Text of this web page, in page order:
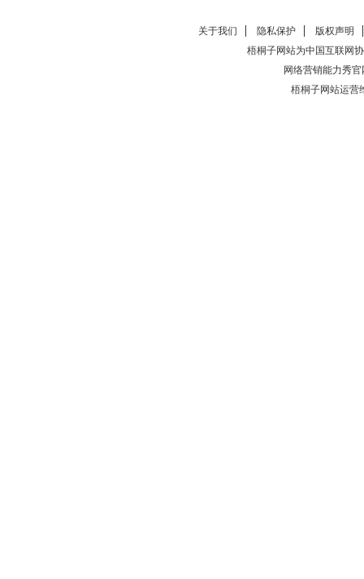
关于我们 隐私保护
版权声明
梧桐子网站为中国互联网
网络营销能力秀官
梧桐子网站运营